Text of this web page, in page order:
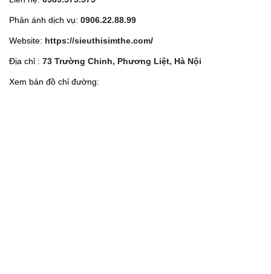
Phản ánh dịch vụ: 0906.22.88.99
Website: https://sieuthisimthe.com/
Địa chỉ : 73 Trường Chinh, Phương Liệt, Hà Nội
Xem bản đồ chỉ đường: